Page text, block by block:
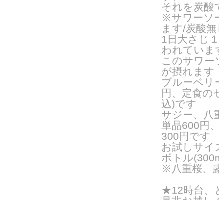
それを炭酸
※サワーソ
ます/炭酸
1日大さじ
われていま
このサワー
が摂れます
ブルーベリ
円、定食の
込)です
サジー、八
単品600円
300円です
お試しサイ
ボトル
※八重桜、
★12時台、